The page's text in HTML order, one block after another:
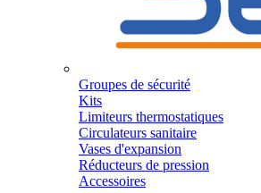
Groupes de sécurité
Kits
Limiteurs thermostatiques
Circulateurs sanitaire
Vases d'expansion
Réducteurs de pression
Accessoires